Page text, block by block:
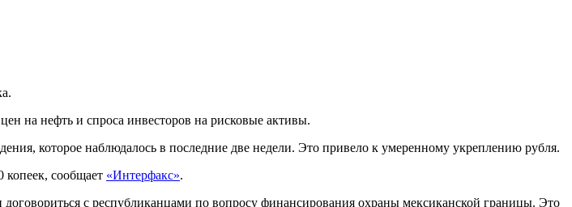
на нефть и спроса инвесторов на рисковые активы.
которое наблюдалось в последние две недели. Это привело к умеренному укреплению рубля.
копеек, сообщает «Интерфакс».
с республиканцами по вопросу финансирования охраны мексиканской границы. Это